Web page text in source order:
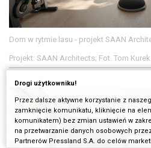
Dom w rytmie lasu - projekt SAAN
Projekt: SAAN Architects; Fot. Tom Kurek
Drogi użytkowniku!
Przez dalsze aktywne korzystanie z
zamknięcie komunikatu, kliknięcie na
komunikatem) bez zmian ustawień w
na przetwarzanie danych osobowych
Partnerów Pressland S.A. do celów